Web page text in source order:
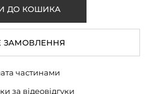
ЗАМОВЛЕННЯ
частинами
за відеовідгуки